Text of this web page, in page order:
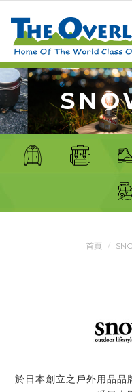
首頁
於日本創立之戶外用品品